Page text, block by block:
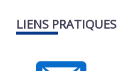
LIENS PRATIQUES